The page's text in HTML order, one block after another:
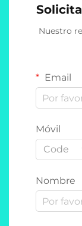
Nuestro
Email
Móvil
Code
Nombre